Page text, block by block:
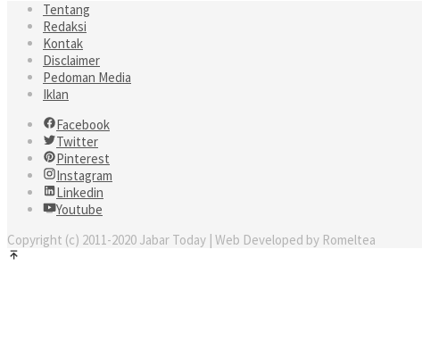
Tentang
Redaksi
Kontak
Disclaimer
Pedoman Media
Iklan
Facebook
Twitter
Pinterest
Instagram
Linkedin
Youtube
Copyright (c) 2011-2020 Jabar Today | Web Developed by Romeltea